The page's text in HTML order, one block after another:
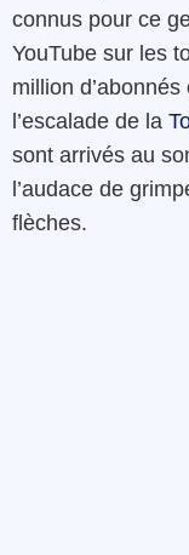
connus pour ce
YouTube sur les
million
l’escalade de la
sont arrivés au
l’audace de
flèches.